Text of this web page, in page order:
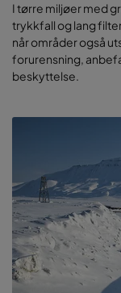
I tørre miljøer med
trykkfall og lang
når områder også
forurensning,
beskyttelse.